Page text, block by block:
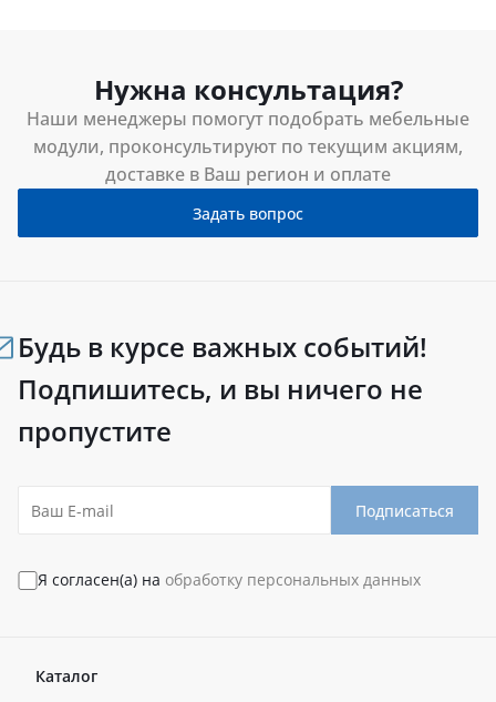
Нужна консультация?
Наши менеджеры помогут подобрать мебельные
модули, проконсультируют по текущим акциям,
доставке в Ваш регион и оплате
Задать вопрос
Будь в курсе важных событий!
Подпишитесь, и вы ничего не
пропустите
Подписаться
Я согласен(а) на обработку персональных данных
Каталог